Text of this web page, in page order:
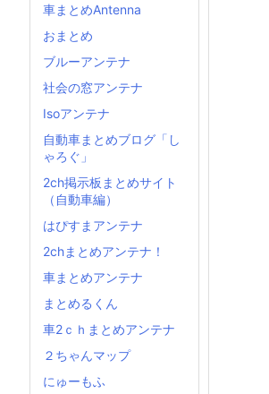
車まとめAntenna
おまとめ
ブルーアンテナ
社会の窓アンテナ
Isoアンテナ
自動車まとめブログ「し
ゃろぐ」
2ch掲示板まとめサイト
（自動車編）
はぴすまアンテナ
2chまとめアンテナ！
車まとめアンテナ
まとめるくん
車2ｃｈまとめアンテナ
２ちゃんマップ
にゅーもふ